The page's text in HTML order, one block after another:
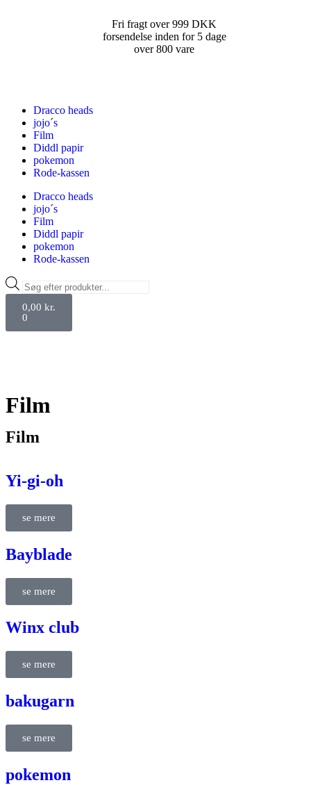
Fri fragt over 999 DKK
forsendelse inden for 5 dage
over 800 vare
Dracco heads
jojo´s
Film
Diddl papir
pokemon
Rode-kassen
Dracco heads
jojo´s
Film
Diddl papir
pokemon
Rode-kassen
0,00 kr.
0
Film
Film
Yi-gi-oh
se mere
Bayblade
se mere
Winx club
se mere
bakugarn
se mere
pokemon